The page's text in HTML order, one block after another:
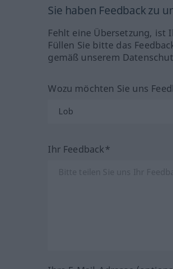
Sie haben Feedback zu
Fehlt eine Übersetzung, ist
Füllen Sie bitte das
gemäß unserem
Wozu möchten Sie uns
Ihr Feedback*